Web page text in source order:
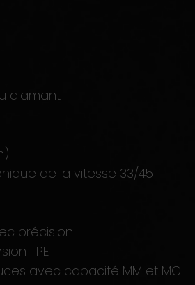
diamant
de la vitesse 33/45
précision
TPE
avec capacité MM et MC